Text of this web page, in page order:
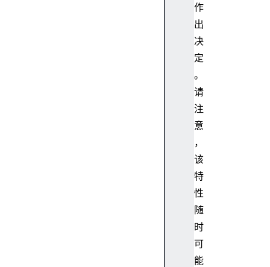
作
出
决
定
。
请
注
意
，
该
特
性
随
时
可
能